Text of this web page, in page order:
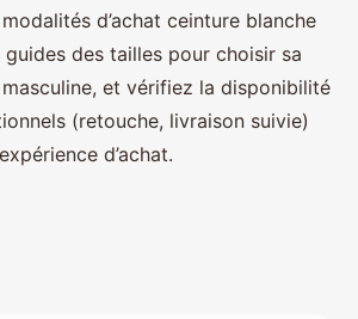
d’achat ceinture blanche
des tailles pour choisir sa
et vérifiez la disponibilité
(retouche, livraison suivie)
d’achat.